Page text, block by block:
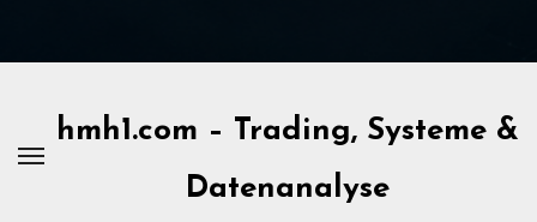
hmh1.com – Trading, Systeme &
Datenanalyse